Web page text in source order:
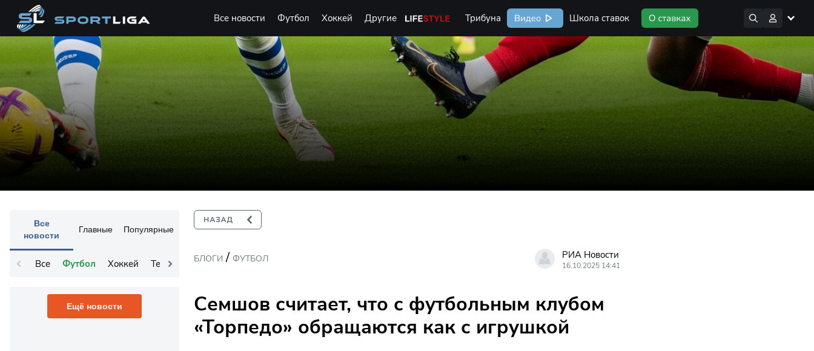
Все новости Футбол Хоккей Другие Life Style Трибуна Видео Школа ставок
Все
новости
Главные Популярные
Все Футбол Хоккей Теннис Остальное
Ещё новости
БЛОГИ / ФУТБОЛ РИА Новости
16.10.2025 14:41
Семшов считает, что с футбольным клубом
«Торпедо» обращаются как с игрушкой